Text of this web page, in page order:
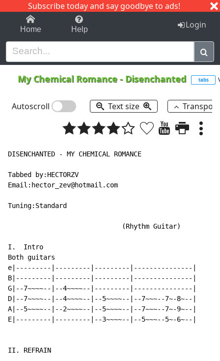
Subscribe today and say goodbye to ads!
1-9 C I J
Home Help Login
My Chemical Romance - Disenchanted tabs
Autoscroll Text size
DISENCHANTED - MY CHEMICAL ROMANCE
Tabbed by:HECTORZV
Email:hector_zev@hotmail.com
Tuning:Standard
                             (Rhythm Guitar)
I.  Intro
Both guitars
e|---------|---------|---------|---------------|
B|---------|---------|---------|---------------|
G|--7~~~~--|--4~~~~--|---------|---------------|
D|--7~~~~--|--4~~~~--|--5~~~~--|--7~~~--7~-8~--|
A|--5~~~~--|--2~~~~--|--5~~~~--|--7~~~--7~-9~--|
E|---------|---------|--3~~~~--|--5~~~--5~-6~--|
II. REFRAIN